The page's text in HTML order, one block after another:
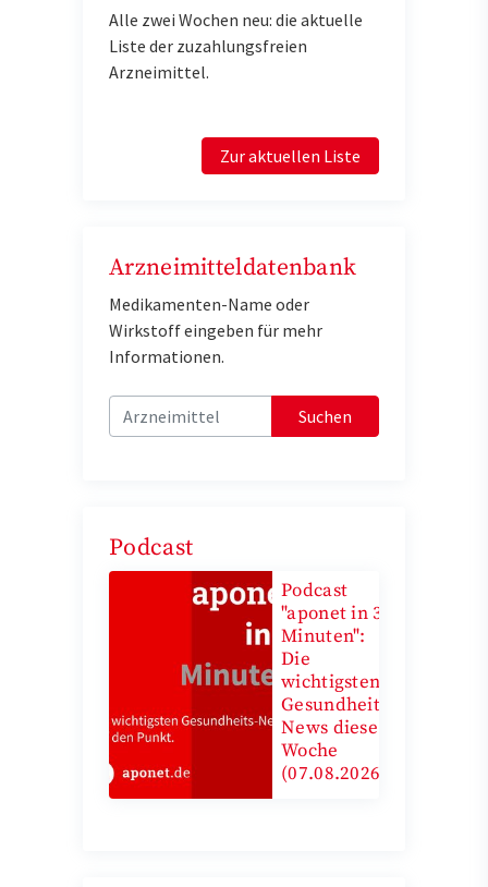
Alle zwei Wochen neu: die aktuelle
Liste der zuzahlungsfreien
Arzneimittel.
Zur aktuellen Liste
Arzneimitteldatenbank
Medikamenten-Name oder
Wirkstoff eingeben für mehr
Informationen.
Suchen
Podcast
Podcast
"aponet in 3
Minuten":
Die
wichtigsten
Gesundheits-
News diese
Woche
(07.08.2026)